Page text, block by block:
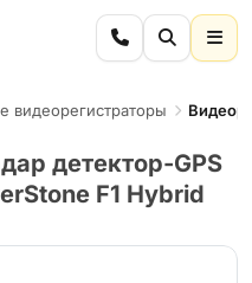
видеорегистраторы
детектор-GPS
F1 Hybrid